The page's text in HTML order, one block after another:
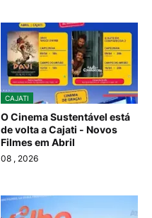
CAJATI
O Cinema Sustentável está
de volta a Cajati - Novos
Filmes em Abril
08 , 2026